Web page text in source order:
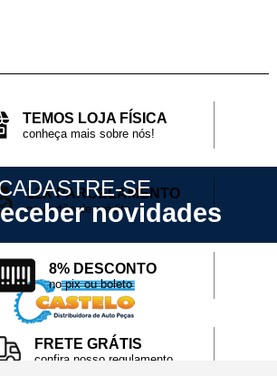
TEMOS LOJA FÍSICA
conheça mais sobre nós!
12X PARCELAMENTO
no cartão de crédito
8% DESCONTO
no pix ou boleto
FRETE GRÁTIS
confira nosso regulamento
SE
novidades